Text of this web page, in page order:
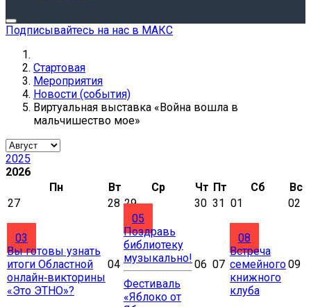
Подписывайтесь на нас в МАКС
Стартовая
Мероприятия
Новости (события)
Виртуальная выставка «Война вошла в
мальчишество мое»
2025
2026
Пн
Вт Ср Чт Пт Сб
Вс
27
28 29 30 31 01 02
03
Вы готовы узнать
итоги Областной
онлайн‑викторины
«Это ЭТНО»?
04
05
Поздравь
библиотеку
музыкально!
Фестиваль
«Яблоко от
06 07
08
Встреча
семейного
книжного
клуба
09